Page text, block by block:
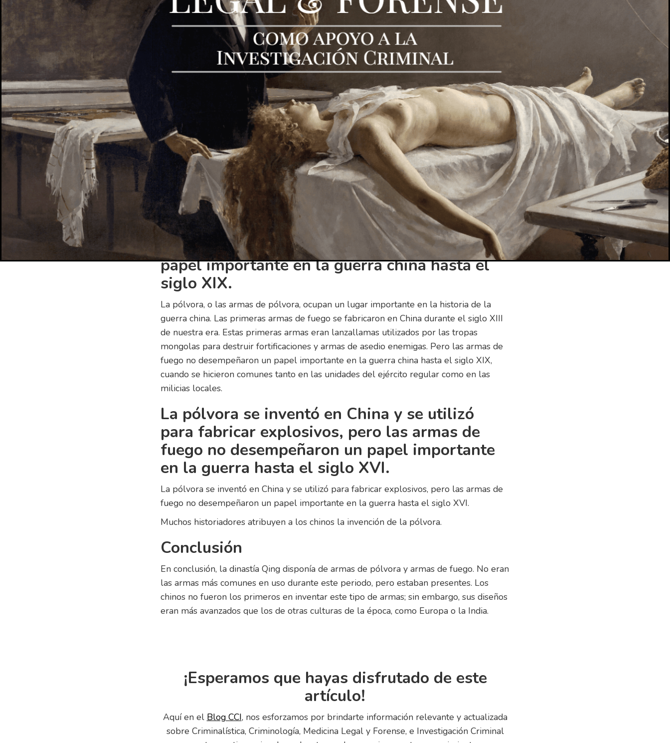
arsenal chino y tenían varios diseños.
Los explosivos eran una parte importante del arsenal chino y tenían varios diseños.
Utilizaban explosivos para fabricar fuegos artificiales, minas y bombas. También se
utilizaban en la guerra, la minería y la construcción.
Algunas de las primeras armas de fuego se
fabricaron en China.
Algunas de las primeras armas de fuego se fabricaron en China. La primera arma de
fuego estaba hecha de bambú y su cañón estaba sellado con cera. Disparaba flechas
que se envolvían en papel o tela y se prendían fuego con pólvora. Los proyectiles
alcanzaban una distancia de 91 metros. Estas armas se llamaban lanzas de fuego
porque parecían lanzas con puntas en llamas.
No se utilizaban con fines militares, sino más bien con fines ceremoniales, como
durante las celebraciones relacionadas con los antepasados o los dioses.
Las armas de fuego no desempeñaron un
papel importante en la guerra china hasta el
siglo XIX.
La pólvora, o las armas de pólvora, ocupan un lugar importante en la historia de la
guerra china. Las primeras armas de fuego se fabricaron en China durante el siglo XIII
de nuestra era. Estas primeras armas eran lanzallamas utilizados por las tropas
mongolas para destruir fortificaciones y armas de asedio enemigas. Pero las armas de
fuego no desempeñaron un papel importante en la guerra china hasta el siglo XIX,
cuando se hicieron comunes tanto en las unidades del ejército regular como en las
milicias locales.
La pólvora se inventó en China y se utilizó
para fabricar explosivos, pero las armas de
fuego no desempeñaron un papel importante
en la guerra hasta el siglo XVI.
La pólvora se inventó en China y se utilizó para fabricar explosivos, pero las armas de
fuego no desempeñaron un papel importante en la guerra hasta el siglo XVI.
Muchos historiadores atribuyen a los chinos la invención de la pólvora.
Conclusión
En conclusión, la dinastía Qing disponía de armas de pólvora y armas de fuego. No eran
las armas más comunes en uso durante este periodo, pero estaban presentes. Los
chinos no fueron los primeros en inventar este tipo de armas; sin embargo, sus diseños
eran más avanzados que los de otras culturas de la época, como Europa o la India.
¡Esperamos que hayas disfrutado de este
artículo!
Aquí en el Blog CCI, nos esforzamos por brindarte información relevante y actualizada
sobre Criminalística, Criminología, Medicina Legal y Forense, e Investigación Criminal